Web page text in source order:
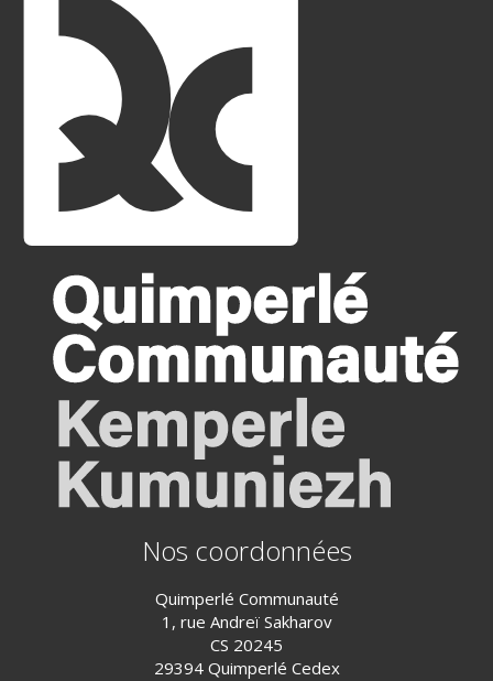
Nos coordonnées
Quimperlé Communauté
1, rue Andreï Sakharov
CS 20245
29394 Quimperlé Cedex